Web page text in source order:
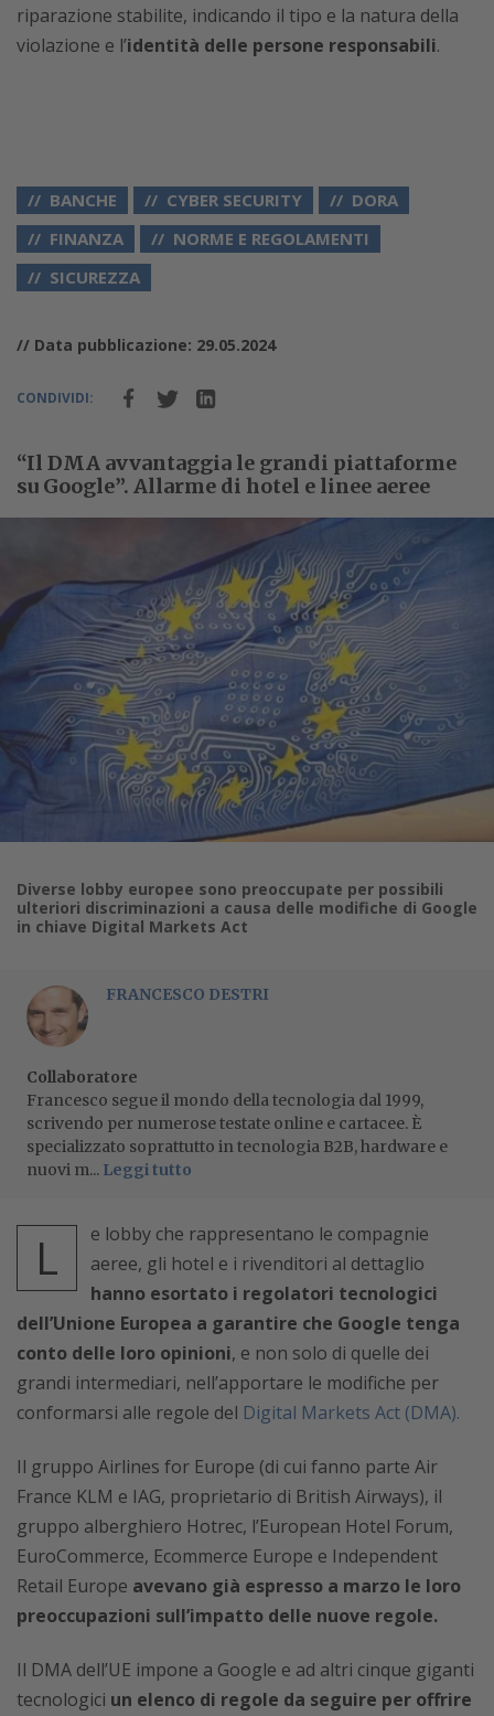
riparazione stabilite, indicando il tipo e la natura della
violazione e l’identità delle persone responsabili.
BANCHE CYBER SECURITY
DORA
FINANZA
NORME E REGOLAMENTI
SICUREZZA
// Data pubblicazione: 29.05.2024
CONDIVIDI:
“Il DMA avvantaggia le grandi piattaforme
su Google”. Allarme di hotel e linee aeree
Diverse lobby europee sono preoccupate per possibili
ulteriori discriminazioni a causa delle modifiche di Google
in chiave Digital Markets Act
FRANCESCO DESTRI
Collaboratore
Francesco segue il mondo della tecnologia dal 1999,
scrivendo per numerose testate online e cartacee. È
specializzato soprattutto in tecnologia B2B, hardware e
nuovi m... Leggi tutto
L
e lobby che rappresentano le compagnie
aeree, gli hotel e i rivenditori al dettaglio
hanno esortato i regolatori tecnologici
dell’Unione Europea a garantire che Google tenga
conto delle loro opinioni, e non solo di quelle dei
grandi intermediari, nell’apportare le modifiche per
conformarsi alle regole del Digital Markets Act (DMA).
Il gruppo Airlines for Europe (di cui fanno parte Air
France KLM e IAG, proprietario di British Airways), il
gruppo alberghiero Hotrec, l’European Hotel Forum,
EuroCommerce, Ecommerce Europe e Independent
Retail Europe avevano già espresso a marzo le loro
preoccupazioni sull’impatto delle nuove regole.
Il DMA dell’UE impone a Google e ad altri cinque giganti
tecnologici un elenco di regole da seguire per offrire